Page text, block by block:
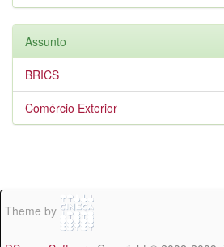
Assunto
BRICS
Comércio Exterior
Theme by